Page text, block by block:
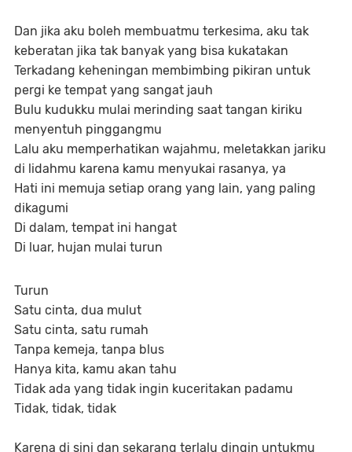
Dan jika aku boleh membuatmu terkesima, aku tak
keberatan jika tak banyak yang bisa kukatakan
Terkadang keheningan membimbing pikiran untuk
pergi ke tempat yang sangat jauh
Bulu kudukku mulai merinding saat tangan kiriku
menyentuh pinggangmu
Lalu aku memperhatikan wajahmu, meletakkan jariku
di lidahmu karena kamu menyukai rasanya, ya
Hati ini memuja setiap orang yang lain, yang paling
dikagumi
Di dalam, tempat ini hangat
Di luar, hujan mulai turun
Turun
Satu cinta, dua mulut
Satu cinta, satu rumah
Tanpa kemeja, tanpa blus
Hanya kita, kamu akan tahu
Tidak ada yang tidak ingin kuceritakan padamu
Tidak, tidak, tidak
Karena di sini dan sekarang terlalu dingin untukmu